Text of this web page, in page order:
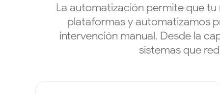
La automatización permite que
plataformas y automatizamos
intervención manual. Desde la
sistemas que